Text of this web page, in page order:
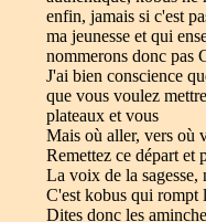
enfin, jamais si c'est
ma jeunesse et qui
nommerons donc pas
J'ai bien conscience
que vous voulez
plateaux et vous
Mais où aller, vers où
Remettez ce départ et
La voix de la sagesse,
C'est kobus qui rompt
Dites donc les